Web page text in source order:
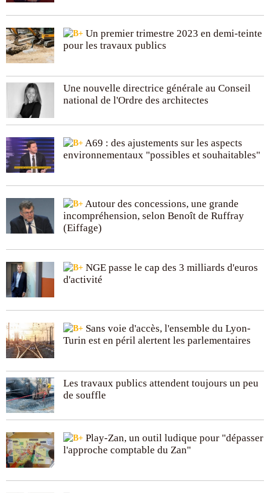
Un premier trimestre 2023 en demi-teinte
pour les travaux publics
Une nouvelle directrice générale au Conseil
national de l'Ordre des architectes
A69 : des ajustements sur les aspects
environnementaux "possibles et souhaitables"
Autour des concessions, une grande
incompréhension, selon Benoît de Ruffray
(Eiffage)
NGE passe le cap des 3 milliards d'euros
d'activité
Sans voie d'accès, l'ensemble du Lyon-
Turin est en péril alertent les parlementaires
Les travaux publics attendent toujours un peu
de souffle
Play-Zan, un outil ludique pour "dépasser
l'approche comptable du Zan"